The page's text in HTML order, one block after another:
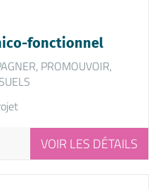
fonctionnel
PROMOUVOIR,
VOIR LES DÉTAILS